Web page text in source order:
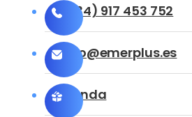
(+34) 917 453 752
info@emerplus.es
Tienda